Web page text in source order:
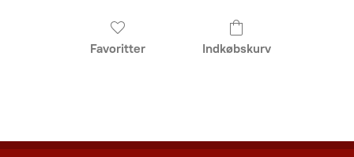
Favoritter Indkøbskurv